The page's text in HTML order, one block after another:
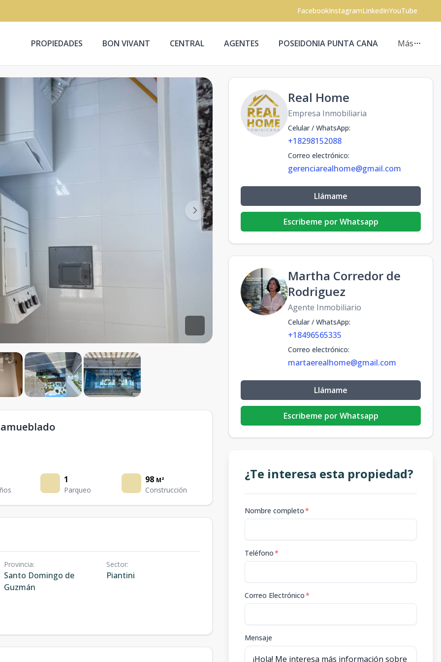
FacebookInstagramLinkedInYouTube
PROPIEDADES BON VIVANT CENTRAL AGENTES POSEIDONIA PUNTA CANA Más
1
Parqueo
98 M²
Construcción
Provincia:
Santo Domingo de
Guzmán
Sector:
Piantini
Real Home
Empresa Inmobiliaria
Celular / WhatsApp:
+18298152088
Correo electrónico:
gerenciarealhome@gmail.com
Llámame
Escribeme por Whatsapp
Martha Corredor de
Rodriguez
Agente Inmobiliario
Celular / WhatsApp:
+18496565335
Correo electrónico:
martaerealhome@gmail.com
Llámame
Escribeme por Whatsapp
¿Te interesa esta propiedad?
Nombre completo*
Teléfono*
Correo Electrónico*
Mensaje